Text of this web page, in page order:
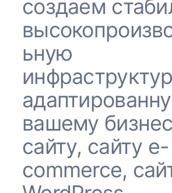
создаем
ьную
вашему
сайту, сайту e-
commerce,